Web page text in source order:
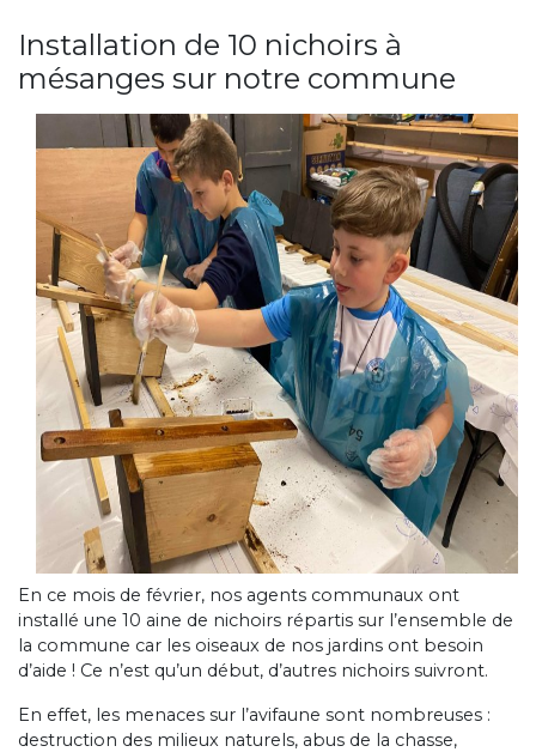
Installation de 10 nichoirs à
mésanges sur notre commune
En ce mois de février, nos agents communaux ont
installé une 10 aine de nichoirs répartis sur l’ensemble de
la commune car les oiseaux de nos jardins ont besoin
d’aide ! Ce n’est qu’un début, d’autres nichoirs suivront.
En effet, les menaces sur l’avifaune sont nombreuses :
destruction des milieux naturels, abus de la chasse,